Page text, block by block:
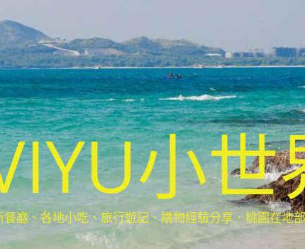
小世
廳、各地小吃、旅行遊記、購物經驗分享．桃園在地